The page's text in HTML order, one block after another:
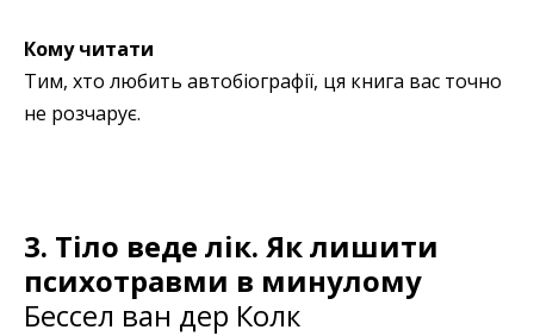
Кому читати
Тим, хто любить автобіографії, ця книга вас точно
не розчарує.
3. Тіло веде лік. Як лишити
психотравми в минулому
Бессел ван дер Колк